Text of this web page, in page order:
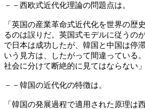
－－西欧式近代化理論の問題点は。
「英国の産業革命式近代化を世界の歴
るのは誤りだ。英国式モデルに従うの
で日本は成功したが、韓国と中国は停
いう見方は、したがって間違っている
社会に分けて断絶的に見てはならない」
－－韓国の近代化の特徴は。
「韓国の発展過程で適用された原理は